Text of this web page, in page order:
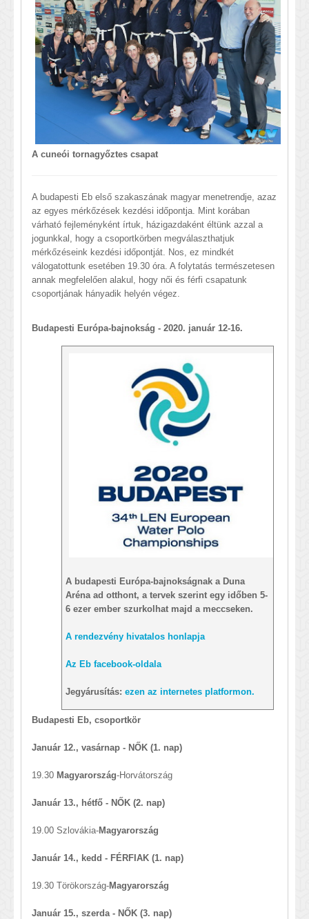
A cuneói tornagyőztes csapat
A budapesti Eb első szakaszának magyar menetrendje, azaz
az egyes mérkőzések kezdési időpontja. Mint korában
várható fejleményként írtuk, házigazdaként éltünk azzal a
jogunkkal, hogy a csoportkörben megválaszthatjuk
mérkőzéseink kezdési időpontját. Nos, ez mindkét
válogatottunk esetében 19.30 óra. A folytatás természetesen
annak megfelelően alakul, hogy női és férfi csapatunk
csoportjának hányadik helyén végez.
Budapesti Európa-bajnokság - 2020. január 12-16.
A budapesti Európa-bajnokságnak a Duna
Aréna ad otthont, a tervek szerint egy időben 5-
6 ezer ember szurkolhat majd a meccseken.
A rendezvény hivatalos honlapja
Az Eb facebook-oldala
Jegyárusítás: ezen az internetes platformon.
Budapesti Eb, csoportkör
Január 12., vasárnap - NŐK (1. nap)
19.30 Magyarország-Horvátország
Január 13., hétfő - NŐK (2. nap)
19.00 Szlovákia-Magyarország
Január 14., kedd - FÉRFIAK (1. nap)
19.30 Törökország-Magyarország
Január 15., szerda - NŐK (3. nap)